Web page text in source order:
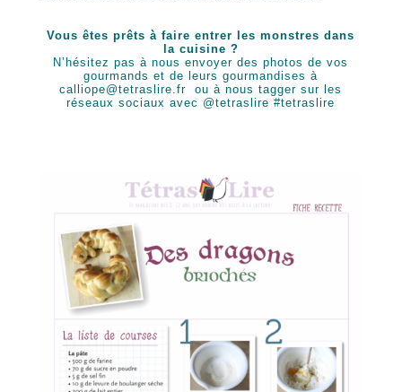
Vous êtes prêts à faire entrer les monstres dans
la cuisine ?
N’hésitez pas à nous envoyer des photos de vos
gourmands et de leurs gourmandises à
calliope@tetraslire.fr ou à nous tagger sur les
réseaux sociaux avec @tetraslire #tetraslire